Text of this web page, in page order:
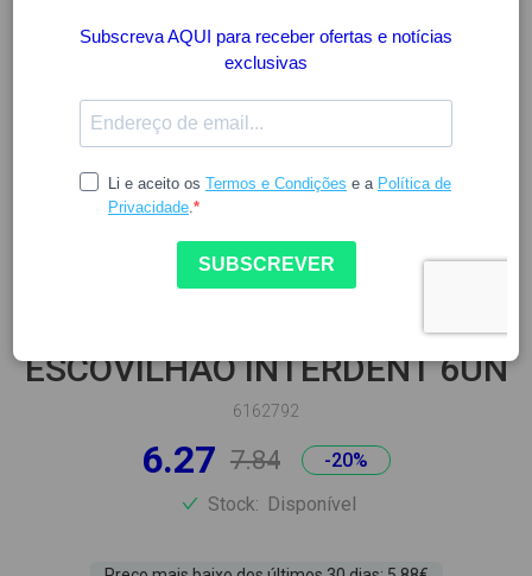
INTERPROX
INTERPROX PLUS NANO
ESCOVILHAO INTERDENT 6UN
6162792
6.27 7.84
-20%
Stock: Disponível